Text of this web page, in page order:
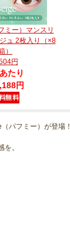
ミー）マンスリ
ュ 2枚入り（×8
）
円
たり
円
パフミー）が登場！
。